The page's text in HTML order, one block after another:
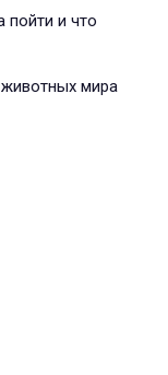
пойти и что
мира